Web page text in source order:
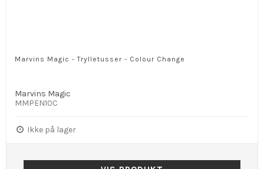
Marvins Magic - Trylletusser - Colour Change
Marvins Magic
MMPEN10C
Ikke på lager